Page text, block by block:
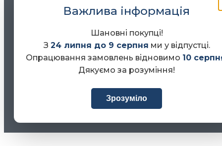
Важлива інформація
Шановні покупці!
З 24 липня до 9 серпня ми у відпустці.
Опрацювання замовлень відновимо 10
Дякуємо за розуміння!
Зрозуміло